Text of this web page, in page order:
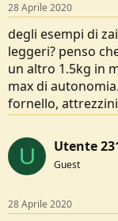
28 Aprile 2020
degli esempi di
leggeri? penso
un altro 1.5kg in
max di
fornello,
U Utente
Guest
28 Aprile 2020